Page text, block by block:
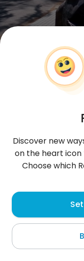
Luts’k
Все добре.Рано
прогулянка
Discover new
on the heart icon
Choose which